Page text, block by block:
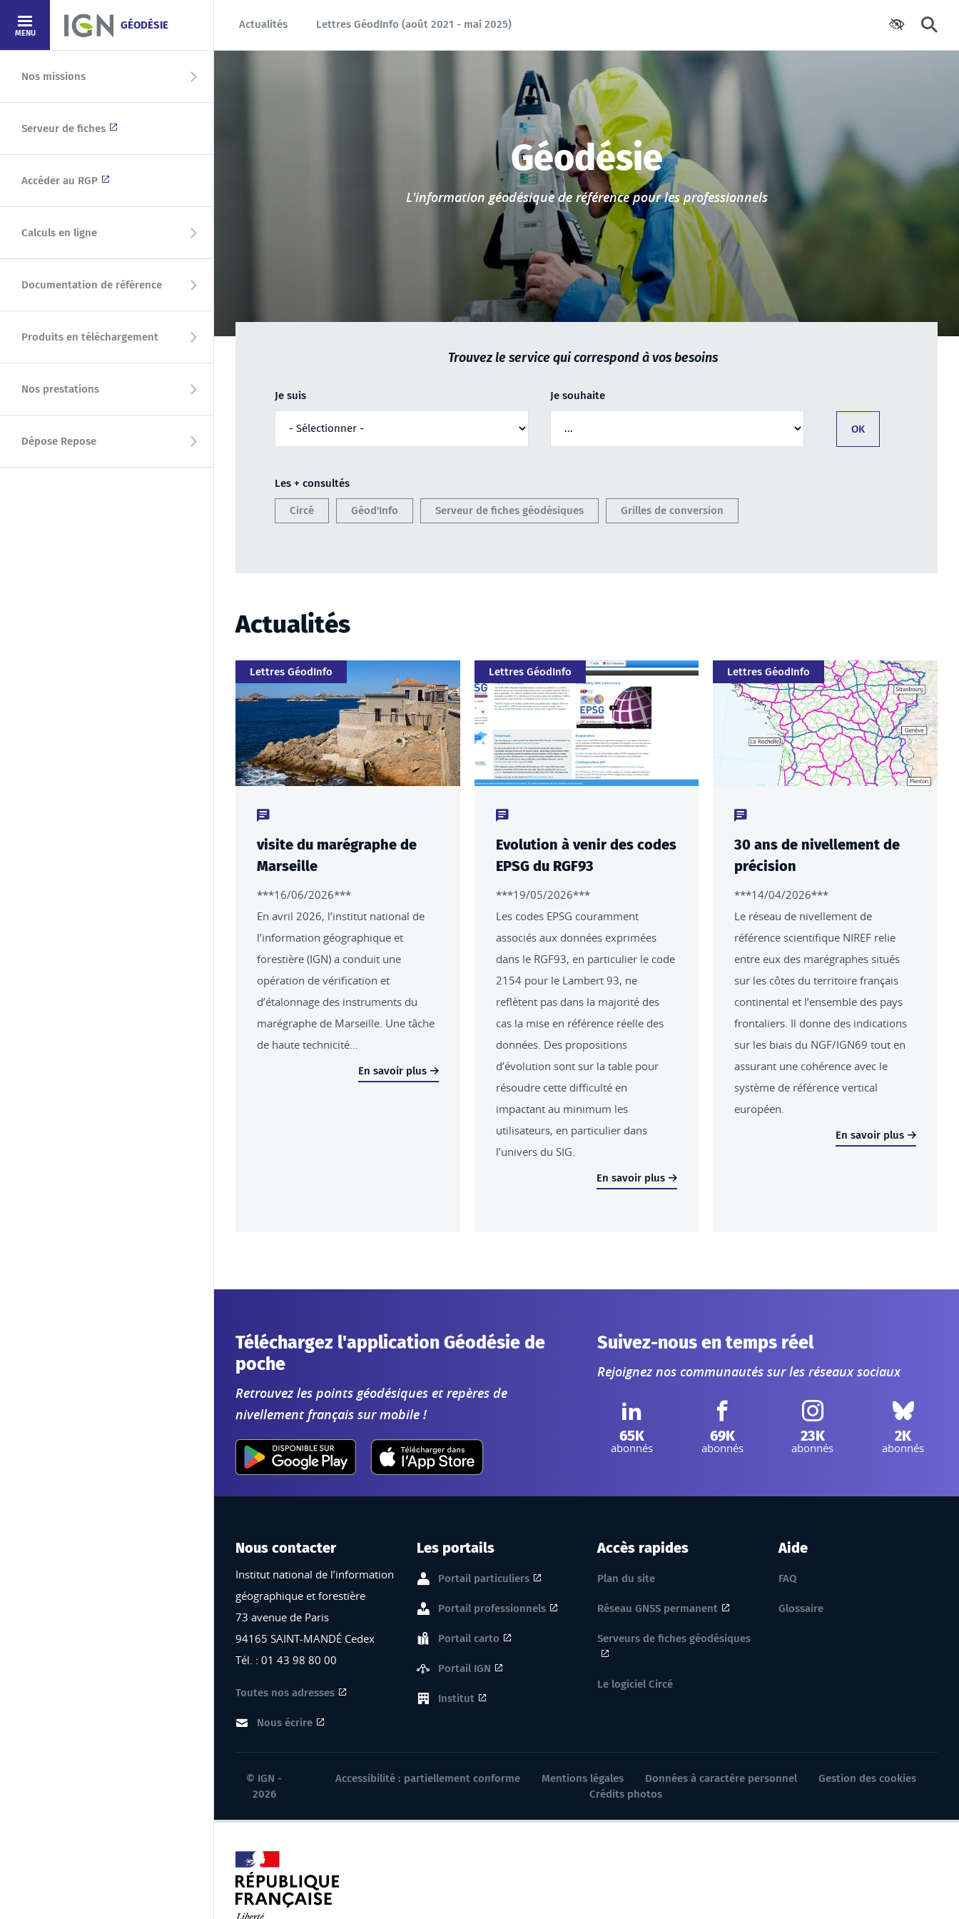
Aller au contenu principal
GÉODÉSIE
MENU
Nos missions
Serveur de fiches
Accéder au RGP
Calculs en ligne
Documentation de référence
Produits en téléchargement
Nos prestations
Dépose Repose
Actualités Lettres GéodInfo (août 2021 - mai 2025)
Paramètres
Accueil
Géodésie
L'information géodésique de référence pour les professionnels
Trouvez le service qui correspond à vos besoins
Je suis Je souhaite
Les + consultés
Circé Géod'Info Serveur de fiches géodésiques Grilles de conversion
Actualités
Catégorie
Lettres GéodInfo
Type de contenu : actualités
visite du marégraphe de
Marseille
***16/06/2026***
En avril 2026, l’institut national de
l’information géographique et
forestière (IGN) a conduit une
opération de vérification et
d’étalonnage des instruments du
marégraphe de Marseille. Une tâche
de haute technicité…
En savoir plus
Catégorie
Lettres GéodInfo
Type de contenu : actualités
Evolution à venir des codes
EPSG du RGF93
***19/05/2026***
Les codes EPSG couramment
associés aux données exprimées
dans le RGF93, en particulier le code
2154 pour le Lambert 93, ne
reflètent pas dans la majorité des
cas la mise en référence réelle des
données. Des propositions
d’évolution sont sur la table pour
résoudre cette difficulté en
impactant au minimum les
utilisateurs, en particulier dans
l’univers du SIG.
En savoir plus
Catégorie
Lettres GéodInfo
Type de contenu : actualités
30 ans de nivellement de
précision
***14/04/2026***
Le réseau de nivellement de
référence scientifique NIREF relie
entre eux des marégraphes situés
sur les côtes du territoire français
continental et l’ensemble des pays
frontaliers. Il donne des indications
sur les biais du NGF/IGN69 tout en
assurant une cohérence avec le
système de référence vertical
européen.
En savoir plus
Téléchargez l'application Géodésie de
poche
Retrouvez les points géodésiques et repères de
nivellement français sur mobile !
Suivez-nous en temps réel
Rejoignez nos communautés sur les réseaux sociaux
LinkedIn IGN :
65K
abonnés
Facebook IGN :
69K
abonnés
Instagram IGN :
23K
abonnés
Bluesky :
2K
abonnés
Nous contacter
Institut national de l’information
géographique et forestière
73 avenue de Paris
94165 SAINT-MANDÉ Cedex
Tél. : 01 43 98 80 00
Toutes nos adresses
Nous écrire
Les portails
Portail particuliers
Portail professionnels
Portail carto
Portail IGN
Institut
Accès rapides
Plan du site
Réseau GNSS permanent
Serveurs de fiches géodésiques
Le logiciel Circé
Aide
FAQ
Glossaire
© IGN -
2026
Accessibilité : partiellement conforme Mentions légales Données à caractère personnel
Gestion des cookies
Crédits photos